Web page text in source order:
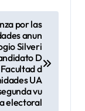
por las
anun
Silveri
D
d
UA
vu
electoral